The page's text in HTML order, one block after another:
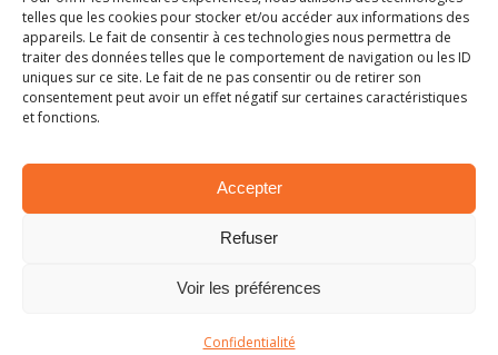
telles que les cookies pour stocker et/ou accéder aux informations des
appareils. Le fait de consentir à ces technologies nous permettra de
traiter des données telles que le comportement de navigation ou les ID
uniques sur ce site. Le fait de ne pas consentir ou de retirer son
consentement peut avoir un effet négatif sur certaines caractéristiques
et fonctions.
Accepter
Refuser
Voir les préférences
Confidentialité